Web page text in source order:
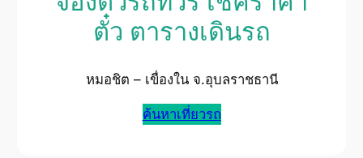
ตั๋ว ตารางเดินรถ
หมอชิต – เขื่องใน จ.อุบลราชธานี
ค้นหาเที่ยวรถ